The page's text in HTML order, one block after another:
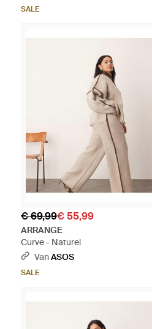
SALE
€ 69,99€ 55,99
ARRANGE
Curve - Naturel
VanASOS
SALE